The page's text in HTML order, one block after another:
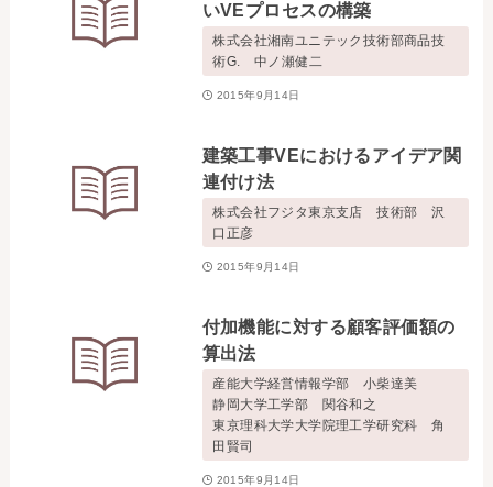
事務局・勤務体制
アクセス
いVEプロセスの構築
株式会社湘南ユニテック技術部商品技
術G. 中ノ瀬健二
2015年9月14日
建築工事VEにおけるアイデア関
連付け法
株式会社フジタ東京支店 技術部 沢
口正彦
2015年9月14日
付加機能に対する顧客評価額の
算出法
産能大学経営情報学部 小柴達美
静岡大学工学部 関谷和之
東京理科大学大学院理工学研究科 角
田賢司
2015年9月14日